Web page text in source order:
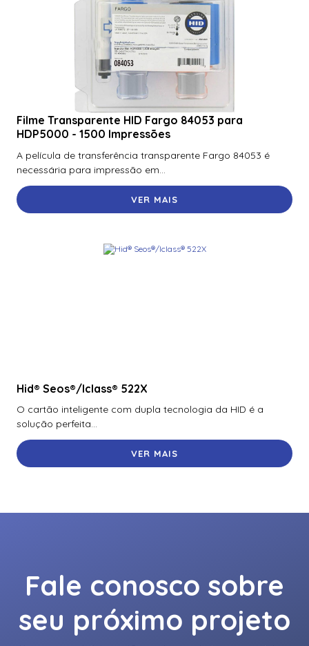
Chaveiro Hid® Seos® Key Fob
Credenciais Prox™ Compatíveis Com Casi Da Série Hid®
Indala® Proximity Cx
Hid® Seos®/Iclass® 522X
Tag Ativo Hid® Proximity 1351 Proxpass™ II
Tag de Proximidade Hid® Indala® Flextag™ Com Verso
Adesivo
Tag Etiqueta Hid® Iclass® 206X Com Verso Em Adesivo
Tag Etiqueta Hid® Proximity 1391 Microprox™
Filme Transparente HID Fargo 84053 para
HDP5000 - 1500 Impressões
A película de transferência transparente Fargo 84053 é
necessária para impressão em...
VER MAIS
Hid® Seos®/Iclass® 522X
O cartão inteligente com dupla tecnologia da HID é a
solução perfeita...
VER MAIS
Fale conosco sobre
seu próximo projeto